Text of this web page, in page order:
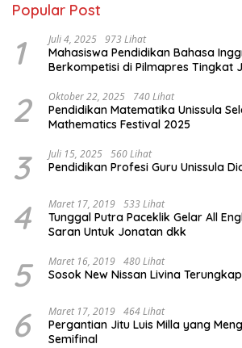
Popular Post
1 Juli 4, 2025 973 Lihat
Mahasiswa Pendidikan Bahasa
Berkompetisi di Pilmapres Tingkat
2 Oktober 22, 2025 740 Lihat
Pendidikan Matematika Unissula
Mathematics Festival 2025
3 Juli 15, 2025 560 Lihat
Pendidikan Profesi Guru Unissula
4 Maret 17, 2019 533 Lihat
Tunggal Putra Paceklik Gelar All
Saran Untuk Jonatan dkk
5 Maret 16, 2019 480 Lihat
Sosok New Nissan Livina
6 Maret 17, 2019 464 Lihat
Pergantian Jitu Luis Milla yang
Semifinal